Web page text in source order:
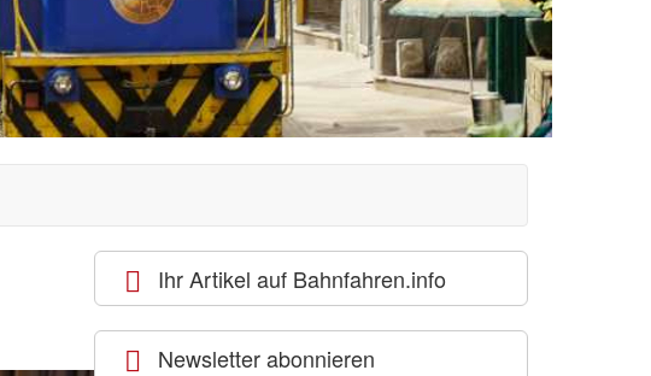
Ihr Artikel auf Bahnfahren.info
Newsletter abonnieren